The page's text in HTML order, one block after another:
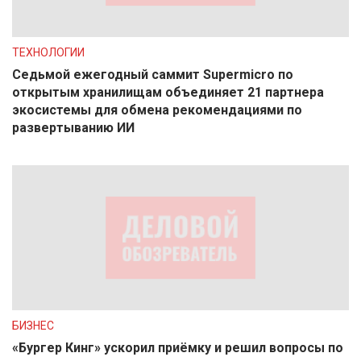
ТЕХНОЛОГИИ
Седьмой ежегодный саммит Supermicro по
открытым хранилищам объединяет 21 партнера
экосистемы для обмена рекомендациями по
развертыванию ИИ
БИЗНЕС
«Бургер Кинг» ускорил приёмку и решил вопросы по